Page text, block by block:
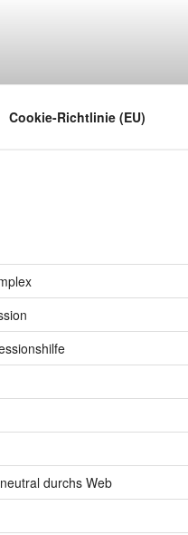
Cookie-Richtlinie (EU)
durchs Web